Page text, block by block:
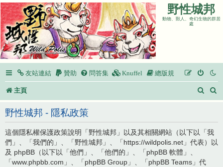
野性城邦
動物、獸人、奇幻生物的群居
處
友站連結 贊助 問答集 Knuffel 總版規
主頁
搜
野性城邦 - 隱私政策
這個隱私權保護政策說明「野性城邦」以及其相關網站（以下以「我
們」、「我們的」、「野性城邦」、「https://wildpolis.net」代表）以
及 phpBB（以下以「他們」、「他們的」、「phpBB 軟體」、
「www.phpbb.com」、「phpBB Group」、「phpBB Teams」代